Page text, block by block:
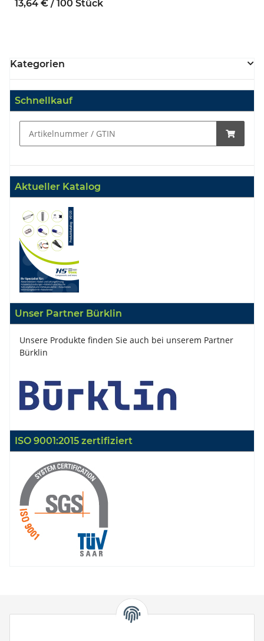
M2,5 SW5
13,64 € / 100 Stück
Kategorien
Schnellkauf
Aktueller Katalog
Unser Partner Bürklin
Unsere Produkte finden Sie auch bei unserem Partner
Bürklin
ISO 9001:2015 zertifiziert